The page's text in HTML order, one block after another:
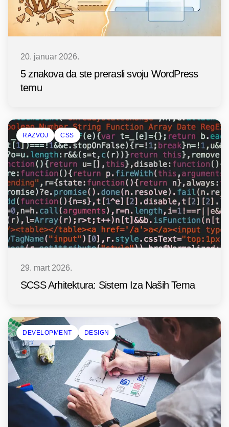
20. januar 2026.
5 znakova da ste prerasli svoju WordPress
temu
RAZVOJ CSS
29. mart 2026.
SCSS Arhitektura: Sistem Iza Naših Tema
DEVELOPMENT DESIGN